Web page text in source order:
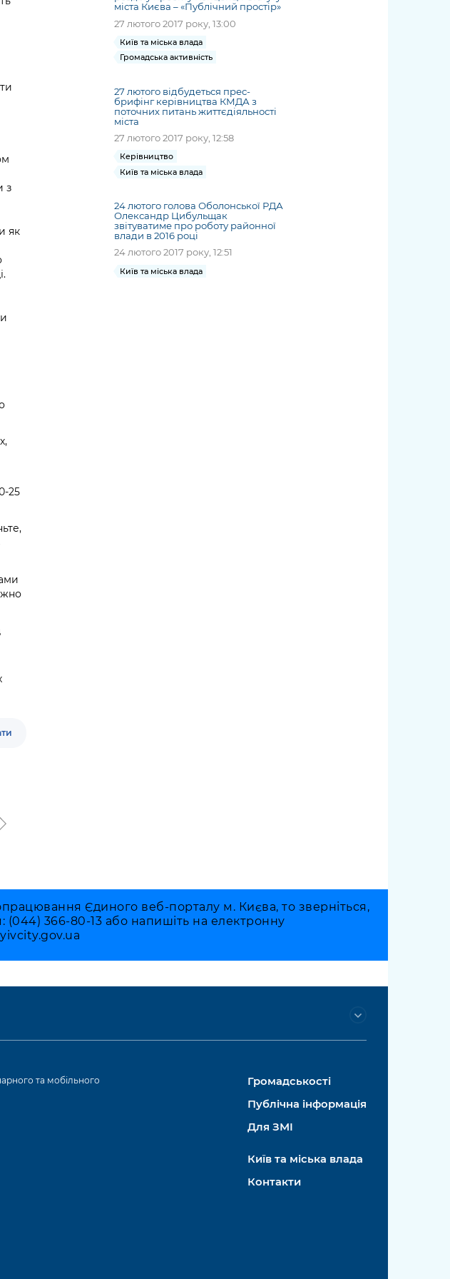
з
як
25
міста Києва – «Публічний простір»
27 лютого 2017 року, 13:00
Київ та міська влада
Громадська активність
27 лютого відбудеться прес-
брифінг керівництва КМДА з
поточних питань життєдіяльності
міста
27 лютого 2017 року, 12:58
Керівництво
Київ та міська влада
24 лютого голова Оболонської РДА
Олександр Цибульщак
звітуватиме про роботу районної
влади в 2016 році
24 лютого 2017 року, 12:51
Київ та міська влада
Єдиного веб-порталу м. Києва, то зверніться,
(044) 366-80-13 або напишіть на електронну
та мобільного
Громадськості
Публічна інформація
Для ЗМІ
Київ та міська влада
Контакти